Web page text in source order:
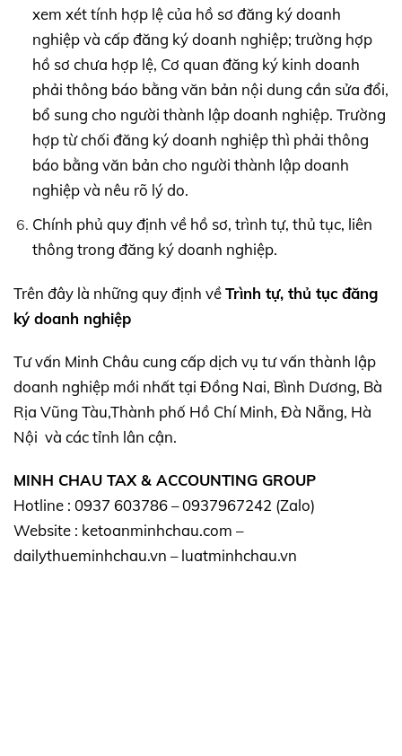
xem xét tính hợp lệ của hồ sơ đăng ký doanh
nghiệp và cấp đăng ký doanh nghiệp; trường hợp
hồ sơ chưa hợp lệ, Cơ quan đăng ký kinh doanh
phải thông báo bằng văn bản nội dung cần sửa đổi,
bổ sung cho người thành lập doanh nghiệp. Trường
hợp từ chối đăng ký doanh nghiệp thì phải thông
báo bằng văn bản cho người thành lập doanh
nghiệp và nêu rõ lý do.
Chính phủ quy định về hồ sơ, trình tự, thủ tục, liên
thông trong đăng ký doanh nghiệp.
Trên đây là những quy định vềTrình tự, thủ tục đăng
ký doanh nghiệp
Tư vấn Minh Châu cung cấp dịch vụ tư vấn thành lập
doanh nghiệp mới nhất tại Đồng Nai, Bình Dương, Bà
Rịa Vũng Tàu,Thành phố Hồ Chí Minh, Đà Nẵng, Hà
Nội và các tỉnh lân cận.
MINH CHAU TAX & ACCOUNTING GROUP
Hotline : 0937 603786 – 0937967242 (Zalo)
Website : ketoanminhchau.com –
dailythueminhchau.vn – luatminhchau.vn